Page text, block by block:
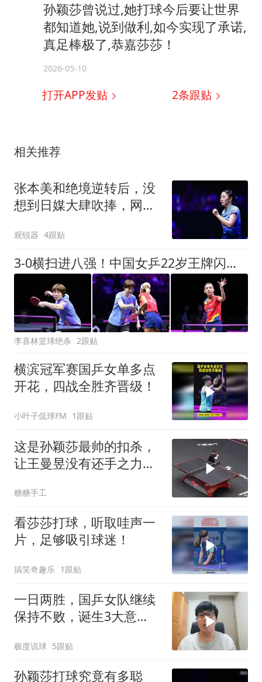
孙颖莎曾说过,她打球今后要让世界
都知道她,说到做利,如今实现了承诺,
真足棒极了,恭嘉莎莎！
2026-05-10
打开APP发贴 2条跟贴
相关推荐
张本美和绝境逆转后，没
想到日媒大肆吹捧，网
观锐器 4跟贴
3-0横扫进八强！中国女乒22岁王牌闪耀：看齐孙颖莎王曼昱当第三巨头？
李喜林篮球绝杀 2跟贴
横滨冠军赛国乒女单多点
开花，四战全胜齐晋级！
小叶子侃球FM 1跟贴
这是孙颖莎最帅的扣杀，
让王曼昱没有还手之力，
糖糖手工
看莎莎打球，听取哇声一
片，足够吸引球迷！
搞笑奇趣乐 1跟贴
一日两胜，国乒女队继续
保持不败，诞生3大意
极度说球 5跟贴
孙颖莎打球究竟有多聪